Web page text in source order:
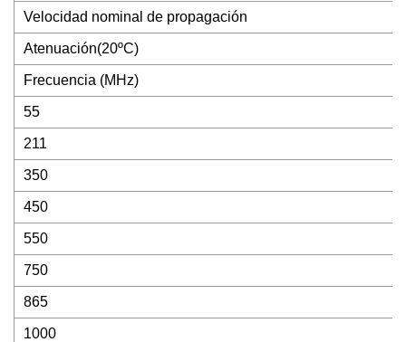
Velocidad nominal de propagación
Atenuación(20ºC)
Frecuencia (MHz)
55
211
350
450
550
750
865
1000